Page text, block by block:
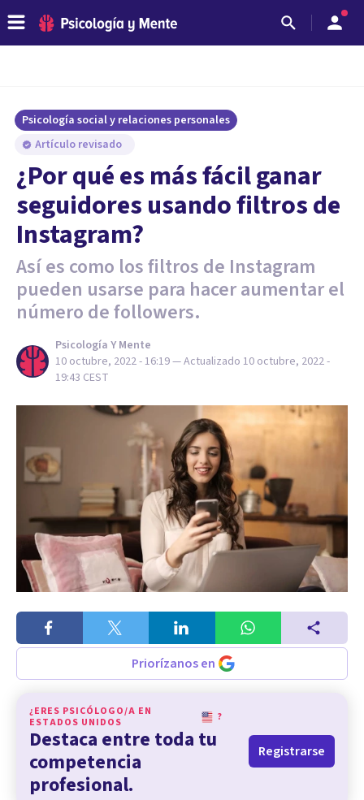
Psicología social y relaciones personales
Artículo revisado
¿Por qué es más fácil ganar
seguidores usando filtros de
Instagram?
Así es como los filtros de Instagram
pueden usarse para hacer aumentar el
número de followers.
Psicología Y Mente
10 octubre, 2022 - 16:19— Actualizado 10 octubre, 2022 -
19:43 CEST
Priorízanos en
¿ERES PSICÓLOGO/A EN
ESTADOS UNIDOS
?
Destaca entre toda tu
competencia
profesional.
Registrarse